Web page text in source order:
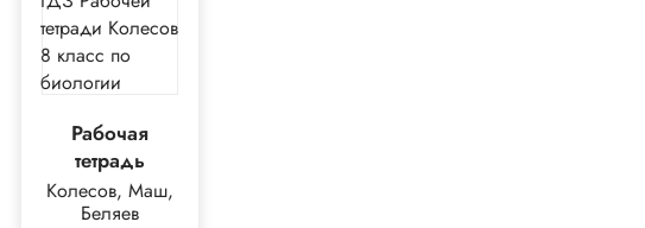
Рабочая
тетрадь
Колесов, Маш,
Беляев